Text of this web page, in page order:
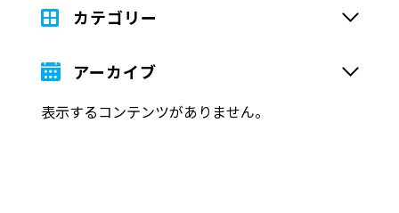
カテゴリー
アーカイブ
表示するコンテンツがありません。